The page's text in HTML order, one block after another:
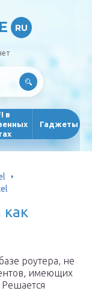
RU
в
Гаджеты
как
роутера, не
имеющих
Решается